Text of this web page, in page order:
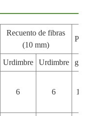
Recuento de fibras
(10 mm)
Peso
Urdimbre Urdimbre g/m
6 6 110